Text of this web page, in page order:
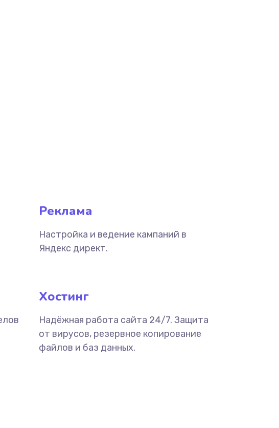
Реклама
Настройка и ведение кампаний в
Яндекс директ.
Хостинг
Надёжная работа сайта 24/7. Защита
от вирусов, резервное копирование
файлов и баз данных.